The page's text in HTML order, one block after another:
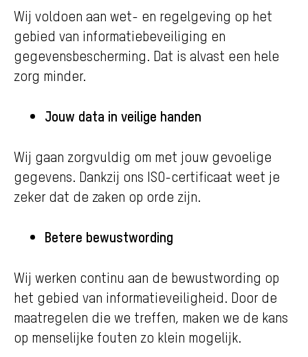
Wij voldoen aan wet- en regelgeving op het
gebied van informatiebeveiliging en
gegevensbescherming. Dat is alvast een hele
zorg minder.
Jouw data in veilige handen
Wij gaan zorgvuldig om met jouw gevoelige
gegevens. Dankzij ons ISO-certificaat weet je
zeker dat de zaken op orde zijn.
Betere bewustwording
Wij werken continu aan de bewustwording op
het gebied van informatieveiligheid. Door de
maatregelen die we treffen, maken we de kans
op menselijke fouten zo klein mogelijk.